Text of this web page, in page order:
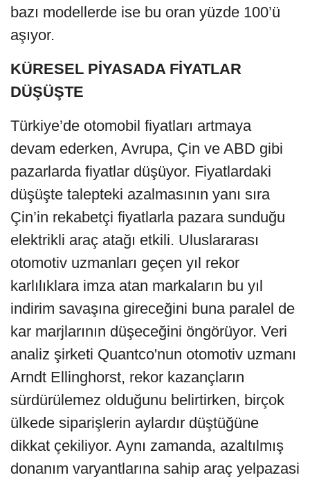
bazı modellerde ise bu oran yüzde 100’ü
aşıyor.
KÜRESEL PİYASADA FİYATLAR
DÜŞÜŞTE
Türkiye’de otomobil fiyatları artmaya
devam ederken, Avrupa, Çin ve ABD gibi
pazarlarda fiyatlar düşüyor. Fiyatlardaki
düşüşte talepteki azalmasının yanı sıra
Çin’in rekabetçi fiyatlarla pazara sunduğu
elektrikli araç atağı etkili. Uluslararası
otomotiv uzmanları geçen yıl rekor
karlılıklara imza atan markaların bu yıl
indirim savaşına gireceğini buna paralel de
kar marjlarının düşeceğini öngörüyor. Veri
analiz şirketi Quantco'nun otomotiv uzmanı
Arndt Ellinghorst, rekor kazançların
sürdürülemez olduğunu belirtirken, birçok
ülkede siparişlerin aylardır düştüğüne
dikkat çekiliyor. Aynı zamanda, azaltılmış
donanım varyantlarına sahip araç yelpazasi